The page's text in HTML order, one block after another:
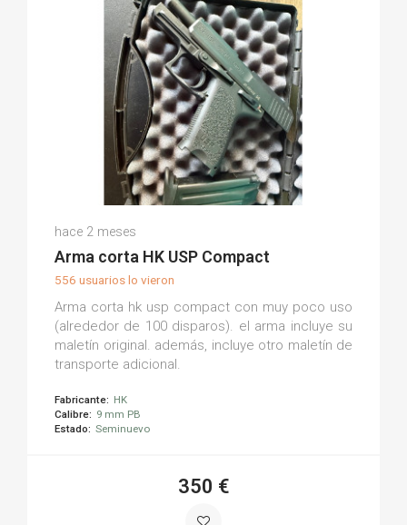
(0)
hace 2 meses
Arma corta HK USP Compact
556 usuarios lo vieron
Arma corta hk usp compact con muy poco uso
(alrededor de 100 disparos). el arma incluye su
maletín original. además, incluye otro maletín de
transporte adicional.
Fabricante: HK
Calibre: 9 mm PB
Estado: Seminuevo
350 €